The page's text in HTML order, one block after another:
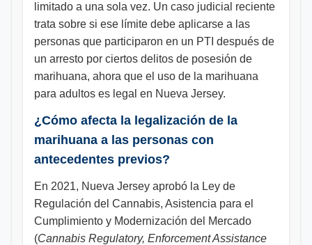
limitado a una sola vez. Un caso judicial reciente
trata sobre si ese límite debe aplicarse a las
personas que participaron en un PTI después de
un arresto por ciertos delitos de posesión de
marihuana, ahora que el uso de la marihuana
para adultos es legal en Nueva Jersey.
¿Cómo afecta la legalización de la
marihuana a las personas con
antecedentes previos?
En 2021, Nueva Jersey aprobó la Ley de
Regulación del Cannabis, Asistencia para el
Cumplimiento y Modernización del Mercado
(Cannabis Regulatory, Enforcement Assistance